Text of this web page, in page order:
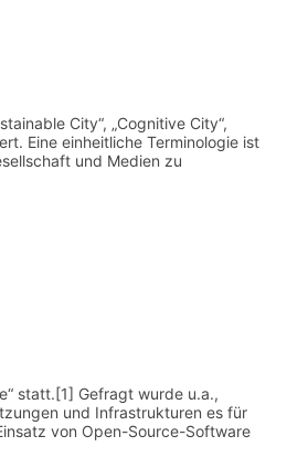
City“, „Cognitive City“,
Eine einheitliche Terminologie ist
und Medien zu
statt.[1] Gefragt wurde u.a.,
und Infrastrukturen es für
von Open-Source-Software